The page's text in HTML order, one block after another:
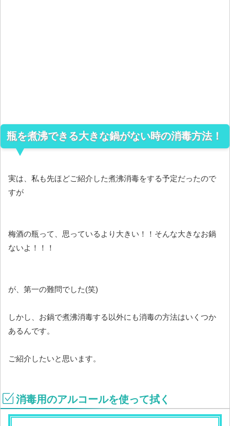
瓶を煮沸できる大きな鍋がない時の消毒方法！
実は、私も先ほどご紹介した煮沸消毒をする予定だったので
すが
梅酒の瓶って、思っているより大きい！！そんな大きなお鍋
ないよ！！！
が、第一の難問でした(笑)
しかし、お鍋で煮沸消毒する以外にも消毒の方法はいくつか
あるんです。
ご紹介したいと思います。
消毒用のアルコールを使って拭く